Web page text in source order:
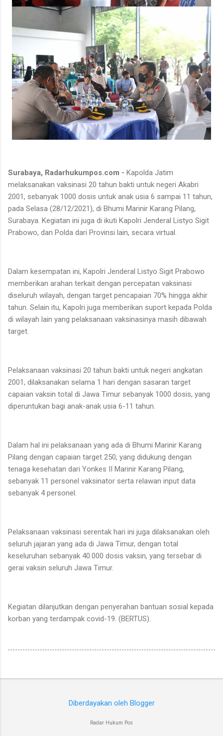
Surabaya, Radarhukumpos.com - Kapolda Jatim
melaksanakan vaksinasi 20 tahun bakti untuk negeri Akabri
2001, sebanyak 1000 dosis untuk anak usia 6 sampai 11 tahun,
pada Selasa (28/12/2021), di Bhumi Marinir Karang Pilang,
Surabaya. Kegiatan ini juga di ikuti Kapolri Jenderal Listyo Sigit
Prabowo, dan Polda dari Provinsi lain, secara virtual.
Dalam kesempatan ini, Kapolri Jenderal Listyo Sigit Prabowo
memberikan arahan terkait dengan percepatan vaksinasi
diseluruh wilayah, dengan target pencapaian 70% hingga akhir
tahun. Selain itu, Kapolri juga memberikan suport kepada Polda
di wilayah lain yang pelaksanaan vaksinasinya masih dibawah
target.
Pelaksanaan vaksinasi 20 tahun bakti untuk negeri angkatan
2001, dilaksanakan selama 1 hari dengan sasaran target
capaian vaksin total di Jawa Timur sebanyak 1000 dosis, yang
diperuntukan bagi anak-anak usia 6-11 tahun.
Dalam hal ini pelaksanaan yang ada di Bhumi Marinir Karang
Pilang dengan capaian target 250, yang didukung dengan
tenaga kesehatan dari Yonkes II Marinir Karang Pilang,
sebanyak 11 personel vaksinator serta relawan input data
sebanyak 4 personel.
Pelaksanaan vaksinasi serentak hari ini juga dilaksanakan oleh
seluruh jajaran yang ada di Jawa Timur, dengan total
keseluruhan sebanyak 40.000 dosis vaksin, yang tersebar di
gerai vaksin seluruh Jawa Timur.
Kegiatan dilanjutkan dengan penyerahan bantuan sosial kepada
korban yang terdampak covid-19. (BERTUS).
Diberdayakan oleh Blogger
Radar Hukum Pos